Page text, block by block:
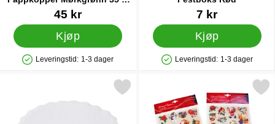
10-pakning
Varenummer 83123
45 kr
Kjøp
Produkttilgjengelighet: På lager
Leveringstid: 1-3 dager
Varenummer 12414
7 kr
Kjøp
Produkttilgjengelighet: På lager
Leveringstid: 1-3 dager
Merk glassunderlag Storpakning som favoritt
Merk juleklistremerker